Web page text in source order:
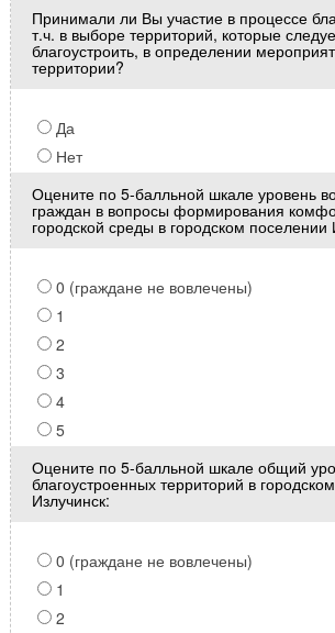
Принимали ли Вы участие в процессе
т.ч. в выборе территорий, которые
благоустроить, в определении
территории?
Да
Нет
Оцените по 5-балльной шкале уровень
граждан в вопросы формирования
городской среды в городском поселении
0 (граждане не вовлечены)
1
2
3
4
5
Оцените по 5-балльной шкале общий
благоустроенных территорий в
Излучинск:
0 (граждане не вовлечены)
1
2